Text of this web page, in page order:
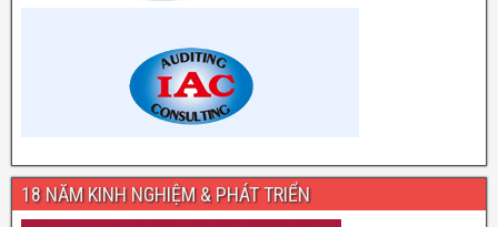
18 NĂM KINH NGHIỆM & PHÁT TRIỂN